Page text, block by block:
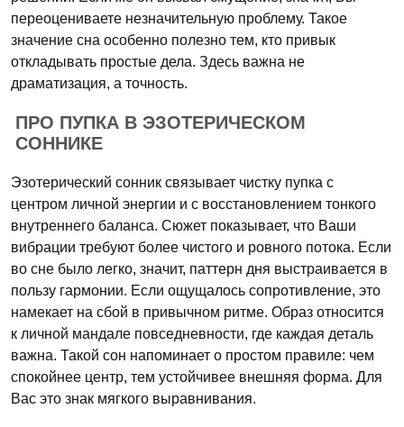
переоцениваете незначительную проблему. Такое
значение сна особенно полезно тем, кто привык
откладывать простые дела. Здесь важна не
драматизация, а точность.
ПРО ПУПКА В ЭЗОТЕРИЧЕСКОМ
СОННИКЕ
Эзотерический сонник связывает чистку пупка с
центром личной энергии и с восстановлением тонкого
внутреннего баланса. Сюжет показывает, что Ваши
вибрации требуют более чистого и ровного потока. Если
во сне было легко, значит, паттерн дня выстраивается в
пользу гармонии. Если ощущалось сопротивление, это
намекает на сбой в привычном ритме. Образ относится
к личной мандале повседневности, где каждая деталь
важна. Такой сон напоминает о простом правиле: чем
спокойнее центр, тем устойчивее внешняя форма. Для
Вас это знак мягкого выравнивания.